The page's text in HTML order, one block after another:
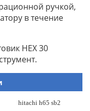
ручкой,
в течение
HEX 30
hitachi h65 sb2